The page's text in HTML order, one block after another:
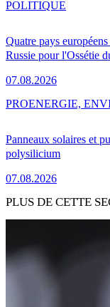
Quatre pays
Russie pour l'Ossétie
07.08.2026
POLITIQUE
Panneaux solaires et
polysilicium
07.08.2026
PROENERGIE,
PLUS DE CETTE